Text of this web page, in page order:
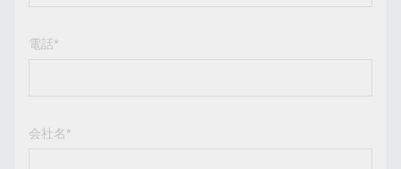
電話*
会社名*